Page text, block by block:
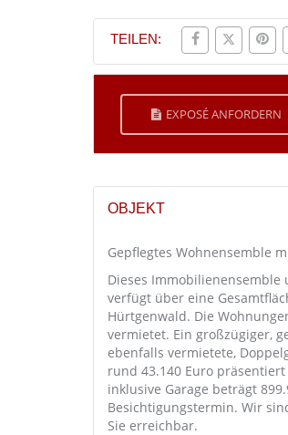
TEILEN:
EXPOSÉ ANFORDERN
OBJEKT
Gepflegtes Wohnensemble
Dieses
verfügt über eine
Hürtgenwald. Die
vermietet. Ein großzügiger,
ebenfalls vermietete,
rund 43.140 Euro
inklusive Garage beträgt
Besichtigungstermin. Wir
Sie erreichbar.